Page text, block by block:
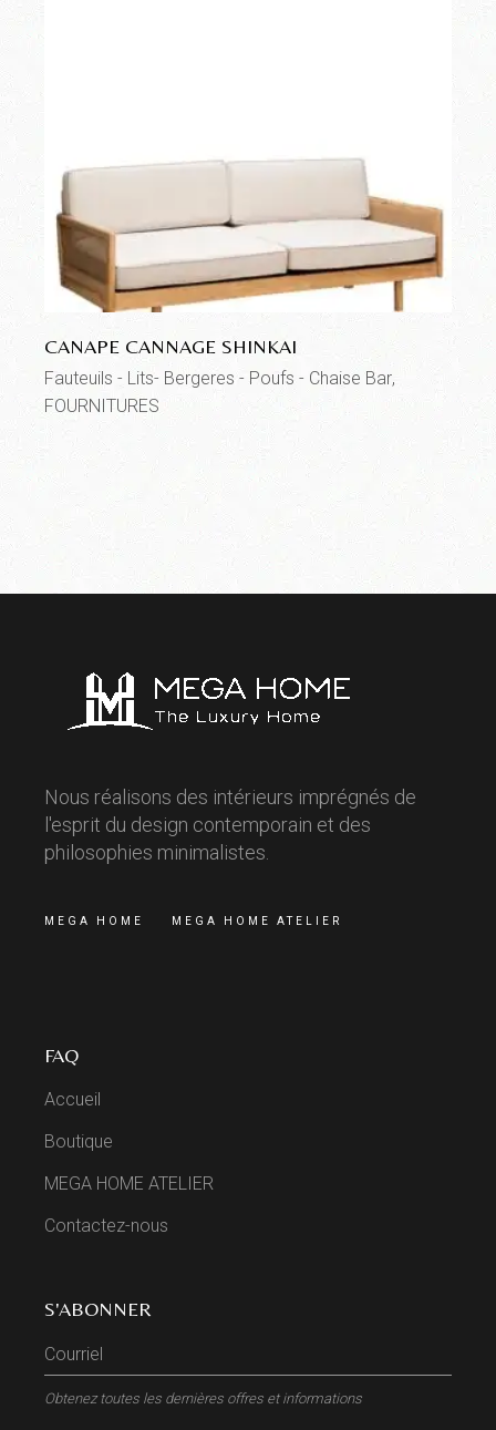
CANAPE CANNAGE SHINKAI
Fauteuils - Lits- Bergeres - Poufs - Chaise Bar
FOURNITURES
Nous réalisons des intérieurs imprégnés de
l'esprit du design contemporain et des
philosophies minimalistes.
MEGA HOME MEGA HOME ATELIER
FAQ
Accueil
Boutique
MEGA HOME ATELIER
Contactez-nous
S'ABONNER
Obtenez toutes les dernières offres et informations